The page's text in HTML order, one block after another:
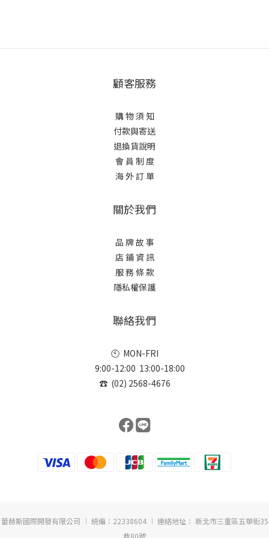
顧客服務
購 物 須 知
付款與寄送
退換貨說明
會 員 制 度
海 外 訂 單
關於我們
品 牌 故 事
店 鋪 資 訊
服 務 條 款
隱私權保護
聯絡我們
🕙 MON-FRI
9:00-12:00 13:00-18:00
☎ (02) 2568-4676
蕾赫斯國際開發有限公司 ︱ 統編：22338604 ︱ 連絡地址： 新北市三重區五華街35
巷80號